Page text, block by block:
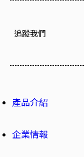
產品介紹
企業情報
追蹤我們